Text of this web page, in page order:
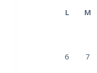
L M
6 7